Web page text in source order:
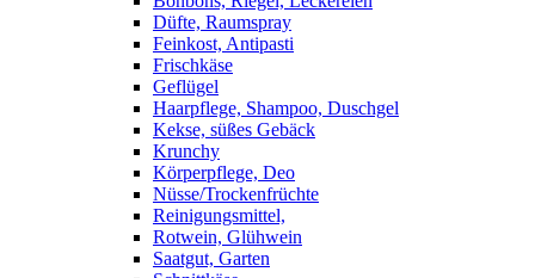
Düfte, Raumspray
Feinkost, Antipasti
Frischkäse
Geflügel
Haarpflege, Shampoo, Duschgel
Kekse, süßes Gebäck
Krunchy
Körperpflege, Deo
Nüsse/Trockenfrüchte
Reinigungsmittel,
Rotwein, Glühwein
Saatgut, Garten